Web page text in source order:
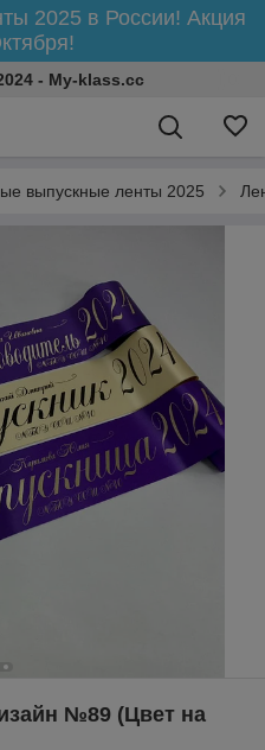
2025 в России! Акция
- My-klass.cc
выпускные ленты 2025
№89 (Цвет на